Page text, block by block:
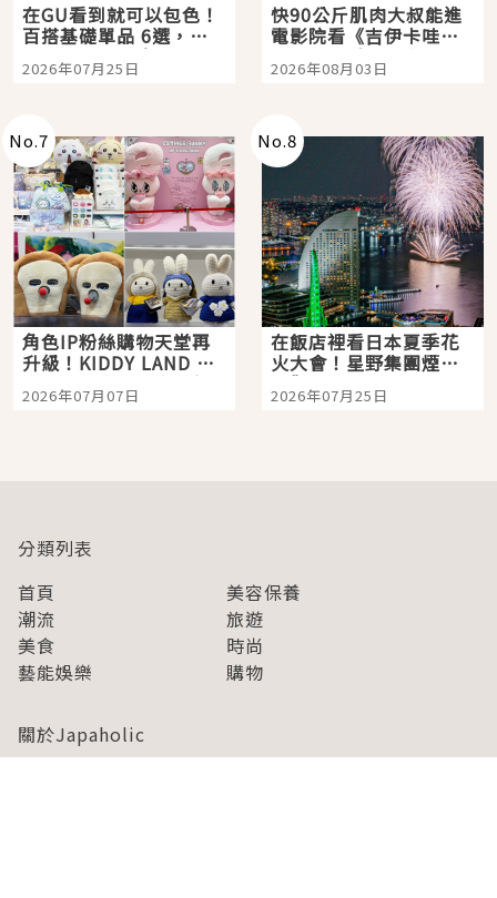
在GU看到就可以包色！
百搭基礎單品 6選，閉
眼全收也不心疼
2026年07月25日
快90公斤肌肉大叔能進
電影院看《吉伊卡哇》
嗎？日本重金屬樂團
「打首」會長與nagano
2026年08月03日
No.7
角色IP粉絲購物天堂再
升級！KIDDY LAND 原
宿店吉伊卡哇迎客，新
開幕 OMOKADO 店3分
2026年07月07日
No.8
在飯店裡看日本夏季花
火大會！星野集團煙火
景觀飯店6選，讓你不用
人擠人悠閒欣賞
2026年07月25日
分類列表
首頁
美容保養
潮流
旅遊
美食
時尚
藝能娛樂
購物
關於Japaholic